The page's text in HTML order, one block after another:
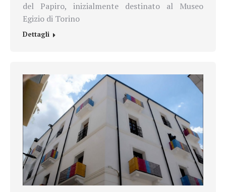
del Papiro, inizialmente destinato al Museo
Egizio di Torino
Dettagli